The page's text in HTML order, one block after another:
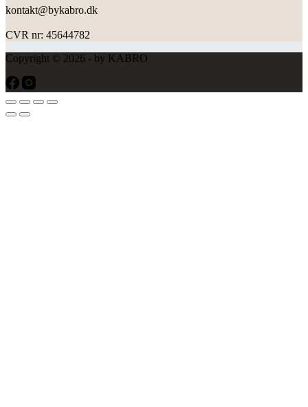
kontakt@bykabro.dk
CVR nr: 45644782
Copyright © 2026 - by KABRO